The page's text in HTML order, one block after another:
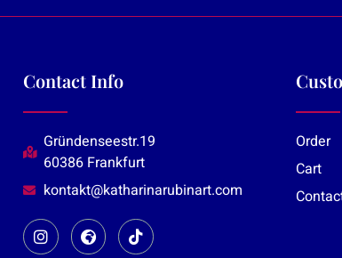
Contact Info
Gründenseestr.19
60386 Frankfurt
kontakt@katharinarubinart.com
Order
Cart